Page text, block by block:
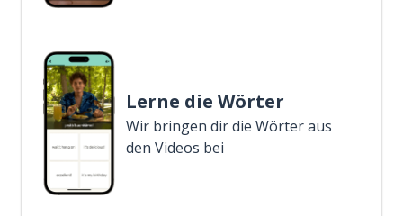
Lerne die Wörter
Wir bringen dir die Wörter aus
den Videos bei